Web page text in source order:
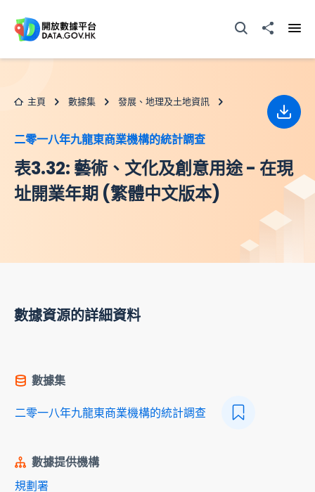
打開搜尋器分享至
主頁 數據集 發展、地理及土地資訊
二零一八年九龍東商業機構的統計調查
表3.32: 藝術、文化及創意用途 - 在現
址開業年期 (繁體中文版本)
下載
數據資源的詳細資料
數據集
二零一八年九龍東商業機構的統計調查
數據提供機構
規劃署